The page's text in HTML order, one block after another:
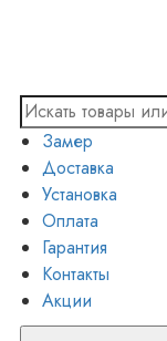
Замер
Доставка
Установка
Оплата
Гарантия
Контакты
Акции